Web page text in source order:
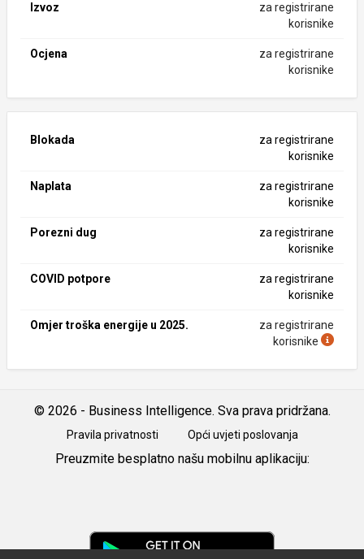
Izvoz
za registrirane
korisnike
Ocjena
za registrirane
korisnike
Blokada
za registrirane
korisnike
Naplata
za registrirane
korisnike
Porezni dug
za registrirane
korisnike
COVID potpore
za registrirane
korisnike
Omjer troška energije u 2025.
za registrirane
korisnike
© 2026 - Business Intelligence. Sva prava pridržana.
Pravila privatnosti Opći uvjeti poslovanja
Preuzmite besplatno našu mobilnu aplikaciju: